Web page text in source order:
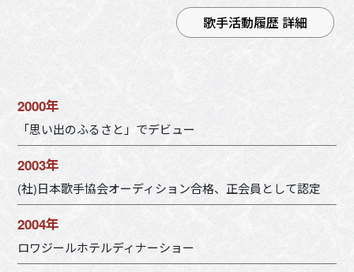
歌手活動履歴 詳細
2000年
「思い出のふるさと」でデビュー
2003年
(社)日本歌手協会オーディション合格、正会員として認定
2004年
ロワジールホテルディナーショー